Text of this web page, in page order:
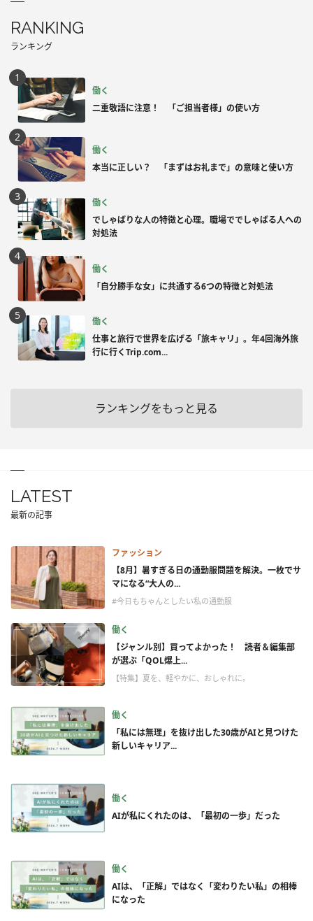
RANKING
ランキング
働く
二重敬語に注意！ 「ご担当者様」の使い方
働く
本当に正しい？ 「まずはお礼まで」の意味と使い方
働く
でしゃばりな人の特徴と心理。職場ででしゃばる人への
対処法
働く
「自分勝手な女」に共通する6つの特徴と対処法
働く
仕事と旅行で世界を広げる「旅キャリ」。年4回海外旅
行に行くTrip.com...
ランキングをもっと見る
LATEST
最新の記事
ファッション
【8月】暑すぎる日の通勤服問題を解決。一枚でサ
マになる“大人の...
#今日もちゃんとしたい私の通勤服
働く
【ジャンル別】買ってよかった！ 読者＆編集部
が選ぶ「QOL爆上...
【特集】夏を、軽やかに、おしゃれに。
働く
「私には無理」を抜け出した30歳がAIと見つけた
新しいキャリア...
働く
AIが私にくれたのは、「最初の一歩」だった
働く
AIは、「正解」ではなく「変わりたい私」の相棒
になった